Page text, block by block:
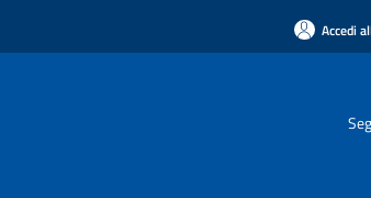
Accedi